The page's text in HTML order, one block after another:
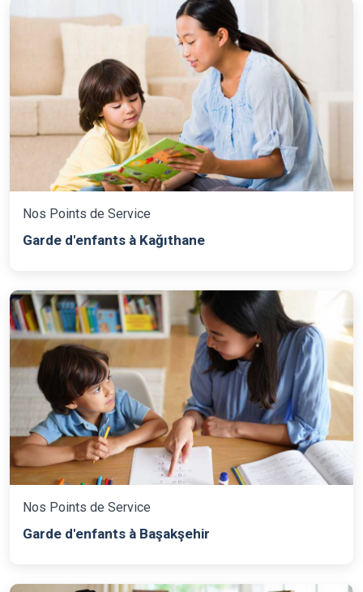
Nos Points de Service
Garde d'enfants à Kağıthane
Nos Points de Service
Garde d'enfants à Başakşehir